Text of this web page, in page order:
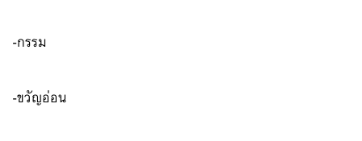
-กรรม
-ขวัญอ่อน